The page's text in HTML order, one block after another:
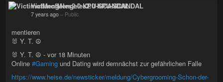
VictimofMengeles2.0 KPU-SCANDAL
7 years ago – Public
mentieren
🐰 Y. T. ☮
🐰 Y. T. ☮ - vor 18 Minuten
Online #Gaming und Dating wird demnächst zur gefährlichen Falle
https://www.heise.de/newsticker/meldung/Cybergrooming-Schon-der-